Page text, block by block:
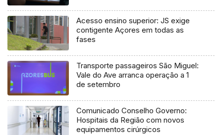
Acesso ensino superior: JS exige
contigente Açores em todas as
fases
Transporte passageiros São Miguel:
Vale do Ave arranca operação a 1
de setembro
Comunicado Conselho Governo:
Hospitais da Região com novos
equipamentos cirúrgicos